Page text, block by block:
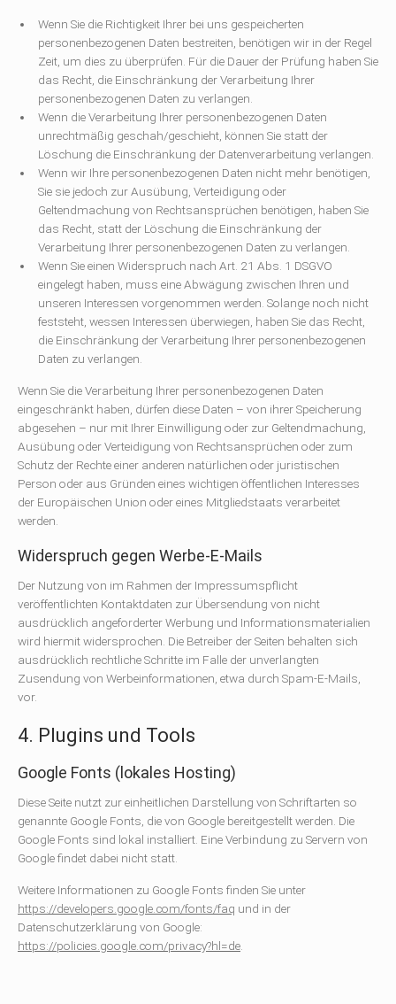
Wenn Sie die Richtigkeit Ihrer bei uns gespeicherten
personenbezogenen Daten bestreiten, benötigen wir in der Regel
Zeit, um dies zu überprüfen. Für die Dauer der Prüfung haben Sie
das Recht, die Einschränkung der Verarbeitung Ihrer
personenbezogenen Daten zu verlangen.
Wenn die Verarbeitung Ihrer personenbezogenen Daten
unrechtmäßig geschah/geschieht, können Sie statt der
Löschung die Einschränkung der Datenverarbeitung verlangen.
Wenn wir Ihre personenbezogenen Daten nicht mehr benötigen,
Sie sie jedoch zur Ausübung, Verteidigung oder
Geltendmachung von Rechtsansprüchen benötigen, haben Sie
das Recht, statt der Löschung die Einschränkung der
Verarbeitung Ihrer personenbezogenen Daten zu verlangen.
Wenn Sie einen Widerspruch nach Art. 21 Abs. 1 DSGVO
eingelegt haben, muss eine Abwägung zwischen Ihren und
unseren Interessen vorgenommen werden. Solange noch nicht
feststeht, wessen Interessen überwiegen, haben Sie das Recht,
die Einschränkung der Verarbeitung Ihrer personenbezogenen
Daten zu verlangen.
Wenn Sie die Verarbeitung Ihrer personenbezogenen Daten
eingeschränkt haben, dürfen diese Daten – von ihrer Speicherung
abgesehen – nur mit Ihrer Einwilligung oder zur Geltendmachung,
Ausübung oder Verteidigung von Rechtsansprüchen oder zum
Schutz der Rechte einer anderen natürlichen oder juristischen
Person oder aus Gründen eines wichtigen öffentlichen Interesses
der Europäischen Union oder eines Mitgliedstaats verarbeitet
werden.
Widerspruch gegen Werbe-E-Mails
Der Nutzung von im Rahmen der Impressumspflicht
veröffentlichten Kontaktdaten zur Übersendung von nicht
ausdrücklich angeforderter Werbung und Informationsmaterialien
wird hiermit widersprochen. Die Betreiber der Seiten behalten sich
ausdrücklich rechtliche Schritte im Falle der unverlangten
Zusendung von Werbeinformationen, etwa durch Spam-E-Mails,
vor.
4. Plugins und Tools
Google Fonts (lokales Hosting)
Diese Seite nutzt zur einheitlichen Darstellung von Schriftarten so
genannte Google Fonts, die von Google bereitgestellt werden. Die
Google Fonts sind lokal installiert. Eine Verbindung zu Servern von
Google findet dabei nicht statt.
Weitere Informationen zu Google Fonts finden Sie unter
https://developers.google.com/fonts/faq und in der
Datenschutzerklärung von Google:
https://policies.google.com/privacy?hl=de